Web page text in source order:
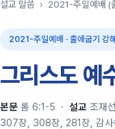
설교 말씀 › 2021-주일예배 (
2021-주일예배 · 출애굽기 강
그리스도 예
본문 롬 6:1-5 · 설교 조재
307장, 308장, 281장, 감사